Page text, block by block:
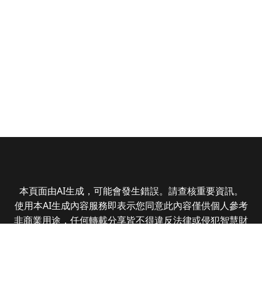
本頁面由AI生成，可能會發生錯誤。請查核重要資訊。
使用本AI生成內容服務即表示您同意此內容僅供個人參考
非商業用途，任何轉載分享皆不得違反法律或侵犯智慧財